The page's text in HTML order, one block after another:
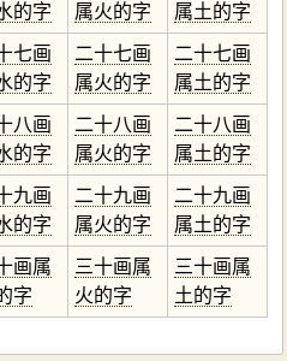
的字
属火的字
属土的字
七画
的字
二十七画
属火的字
二十七画
属土的字
八画
的字
二十八画
属火的字
二十八画
属土的字
九画
的字
二十九画
属火的字
二十九画
属土的字
画属
字
三十画属
火的字
三十画属
土的字